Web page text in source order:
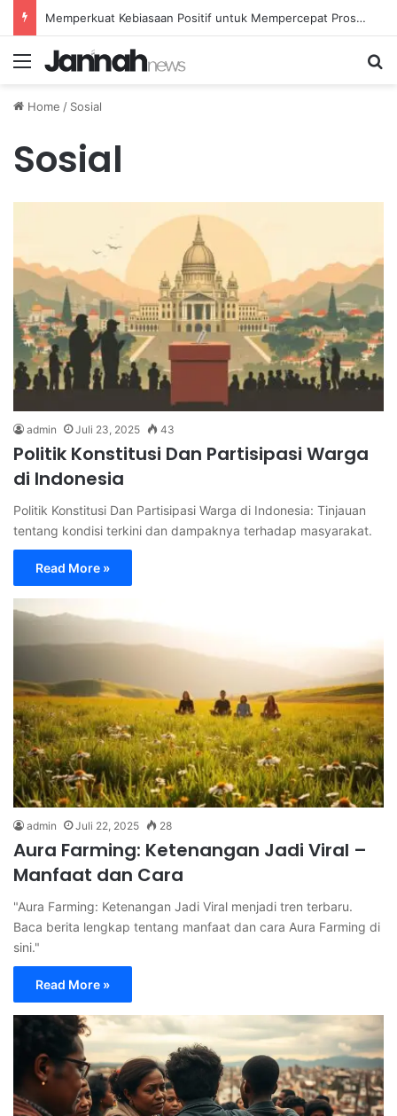
Memperkuat Kebiasaan Positif untuk Mempercepat Proses Pemulihan Mental Anda
Menu
Home / Sosial
Sosial
admin Juli 23, 2025 43
Politik Konstitusi Dan Partisipasi Warga
di Indonesia
Politik Konstitusi Dan Partisipasi Warga di Indonesia: Tinjauan
tentang kondisi terkini dan dampaknya terhadap masyarakat.
Read More »
admin Juli 22, 2025 28
Aura Farming: Ketenangan Jadi Viral –
Manfaat dan Cara
"Aura Farming: Ketenangan Jadi Viral menjadi tren terbaru.
Baca berita lengkap tentang manfaat dan cara Aura Farming di
sini."
Read More »